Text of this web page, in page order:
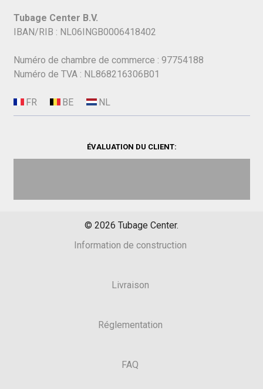
Tubage Center B.V.
IBAN/RIB : NL06INGB0006418402
Numéro de chambre de commerce : 97754188
Numéro de TVA : NL868216306B01
ÉVALUATION DU CLIENT:
© 2026 Tubage Center.
Information de construction
Livraison
Réglementation
FAQ